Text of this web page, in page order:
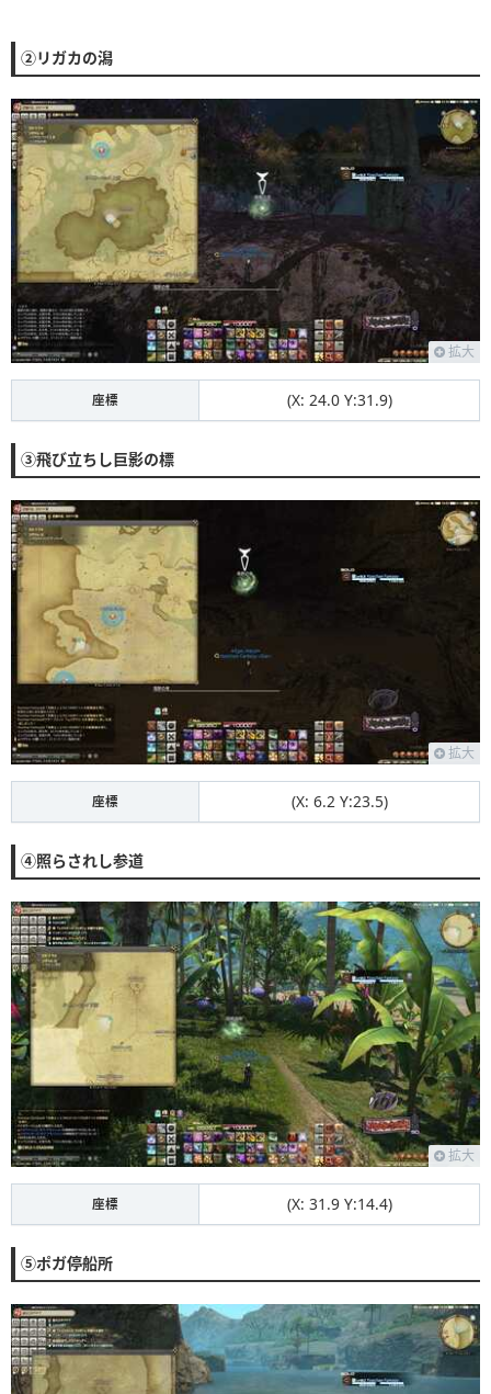
②リガカの潟
拡大
座標 (X: 24.0 Y:31.9)
③飛び立ちし巨影の標
拡大
座標 (X: 6.2 Y:23.5)
④照らされし参道
拡大
座標 (X: 31.9 Y:14.4)
⑤ポガ停船所